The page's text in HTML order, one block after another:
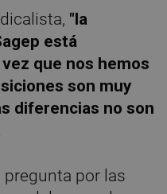
"la
está
que nos hemos
son muy
diferencias no son
por las